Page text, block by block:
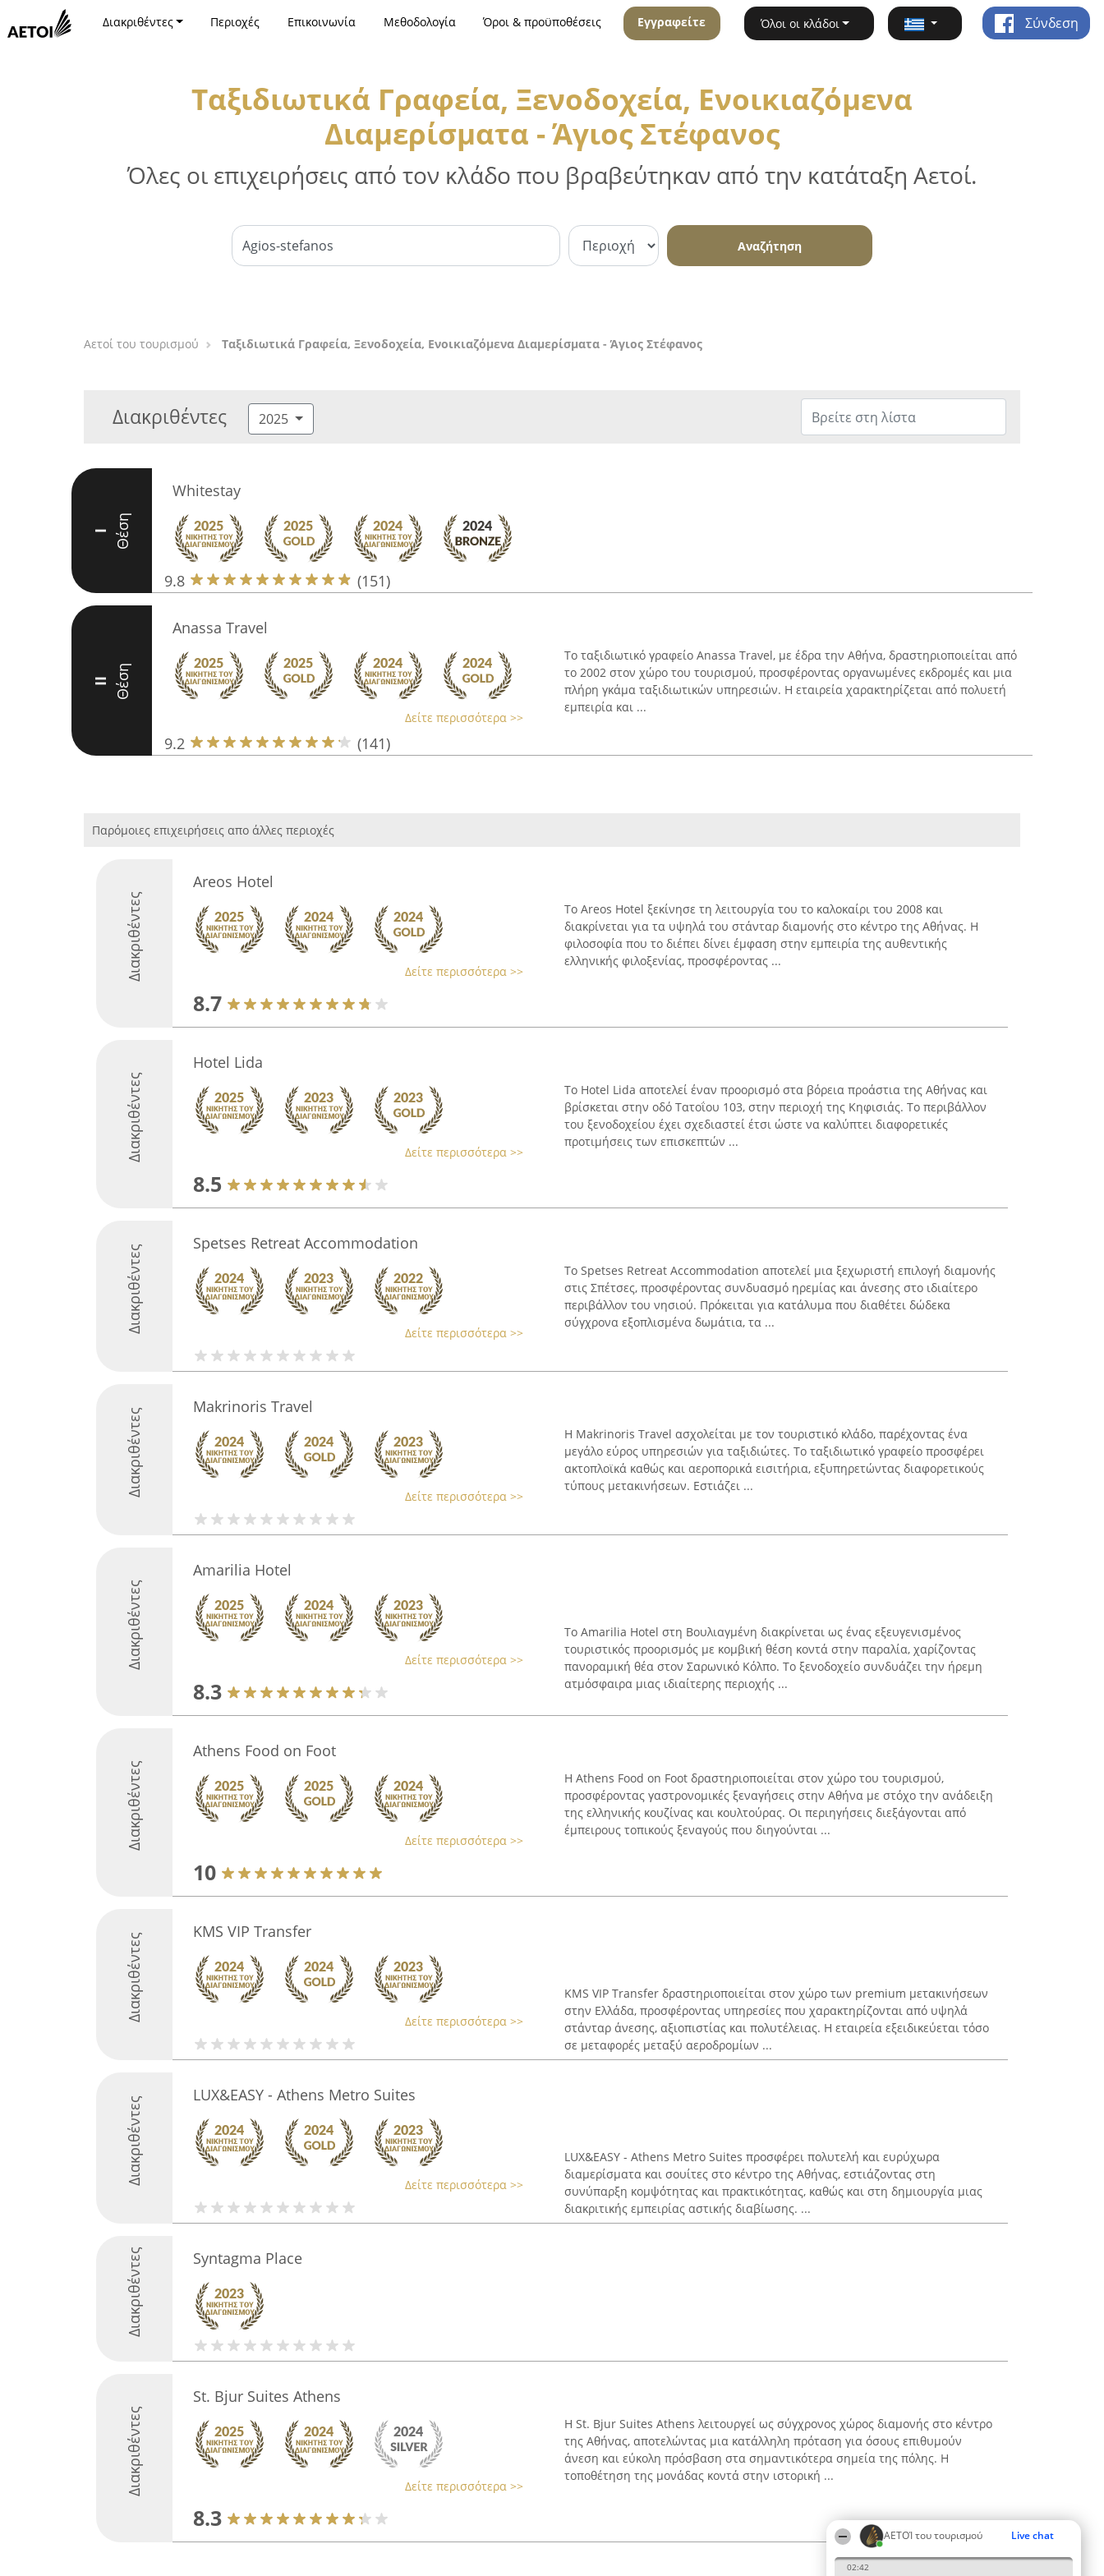
ΑΕΤΟΊ του τουρισμού Live chat
02:42
Διακριθέντες Περιοχές Επικοινωνία Μεθοδολογία Όροι & προϋποθέσεις Εγγραφείτε Όλοι οι κλάδοι Σύνδεση
Ταξιδιωτικά Γραφεία, Ξενοδοχεία, Ενοικιαζόμενα
Διαμερίσματα - Άγιος Στέφανος
Όλες οι επιχειρήσεις από τον κλάδο που βραβεύτηκαν από την κατάταξη Αετοί.
Αναζήτηση
Αετοί του τουρισμού Ταξιδιωτικά Γραφεία, Ξενοδοχεία, Ενοικιαζόμενα Διαμερίσματα - Άγιος Στέφανος
Διακριθέντες 2025
I Θέση
Whitestay
9.8 (151)
II Θέση
Anassa Travel
Δείτε περισσότερα >>
9.2 (141)
Το ταξιδιωτικό γραφείο Anassa Travel, με έδρα την Αθήνα, δραστηριοποιείται από
το 2002 στον χώρο του τουρισμού, προσφέροντας οργανωμένες εκδρομές και μια
πλήρη γκάμα ταξιδιωτικών υπηρεσιών. Η εταιρεία χαρακτηρίζεται από πολυετή
εμπειρία και ...
Παρόμοιες επιχειρήσεις απο άλλες περιοχές
Διακριθέντες
Areos Hotel
Δείτε περισσότερα >>
8.7
Το Areos Hotel ξεκίνησε τη λειτουργία του το καλοκαίρι του 2008 και
διακρίνεται για τα υψηλά του στάνταρ διαμονής στο κέντρο της Αθήνας. Η
φιλοσοφία που το διέπει δίνει έμφαση στην εμπειρία της αυθεντικής
ελληνικής φιλοξενίας, προσφέροντας ...
Διακριθέντες
Hotel Lida
Δείτε περισσότερα >>
8.5
Το Hotel Lida αποτελεί έναν προορισμό στα βόρεια προάστια της Αθήνας και
βρίσκεται στην οδό Τατοΐου 103, στην περιοχή της Κηφισιάς. Το περιβάλλον
του ξενοδοχείου έχει σχεδιαστεί έτσι ώστε να καλύπτει διαφορετικές
προτιμήσεις των επισκεπτών ...
Διακριθέντες
Spetses Retreat Accommodation
Δείτε περισσότερα >>
Το Spetses Retreat Accommodation αποτελεί μια ξεχωριστή επιλογή διαμονής
στις Σπέτσες, προσφέροντας συνδυασμό ηρεμίας και άνεσης στο ιδιαίτερο
περιβάλλον του νησιού. Πρόκειται για κατάλυμα που διαθέτει δώδεκα
σύγχρονα εξοπλισμένα δωμάτια, τα ...
Διακριθέντες
Makrinoris Travel
Δείτε περισσότερα >>
Η Makrinoris Travel ασχολείται με τον τουριστικό κλάδο, παρέχοντας ένα
μεγάλο εύρος υπηρεσιών για ταξιδιώτες. Το ταξιδιωτικό γραφείο προσφέρει
ακτοπλοϊκά καθώς και αεροπορικά εισιτήρια, εξυπηρετώντας διαφορετικούς
τύπους μετακινήσεων. Εστιάζει ...
Διακριθέντες
Amarilia Hotel
Δείτε περισσότερα >>
8.3
Το Amarilia Hotel στη Βουλιαγμένη διακρίνεται ως ένας εξευγενισμένος
τουριστικός προορισμός με κομβική θέση κοντά στην παραλία, χαρίζοντας
πανοραμική θέα στον Σαρωνικό Κόλπο. Το ξενοδοχείο συνδυάζει την ήρεμη
ατμόσφαιρα μιας ιδιαίτερης περιοχής ...
Διακριθέντες
Athens Food on Foot
Δείτε περισσότερα >>
10
Η Athens Food on Foot δραστηριοποιείται στον χώρο του τουρισμού,
προσφέροντας γαστρονομικές ξεναγήσεις στην Αθήνα με στόχο την ανάδειξη
της ελληνικής κουζίνας και κουλτούρας. Οι περιηγήσεις διεξάγονται από
έμπειρους τοπικούς ξεναγούς που διηγούνται ...
Διακριθέντες
KMS VIP Transfer
Δείτε περισσότερα >>
KMS VIP Transfer δραστηριοποιείται στον χώρο των premium μετακινήσεων
στην Ελλάδα, προσφέροντας υπηρεσίες που χαρακτηρίζονται από υψηλά
στάνταρ άνεσης, αξιοπιστίας και πολυτέλειας. Η εταιρεία εξειδικεύεται τόσο
σε μεταφορές μεταξύ αεροδρομίων ...
Διακριθέντες
LUX&EASY - Athens Metro Suites
Δείτε περισσότερα >>
LUX&EASY - Athens Metro Suites προσφέρει πολυτελή και ευρύχωρα
διαμερίσματα και σουίτες στο κέντρο της Αθήνας, εστιάζοντας στη
συνύπαρξη κομψότητας και πρακτικότητας, καθώς και στη δημιουργία μιας
διακριτικής εμπειρίας αστικής διαβίωσης. ...
Διακριθέντες Syntagma Place
Διακριθέντες
St. Bjur Suites Athens
Δείτε περισσότερα >>
8.3
Η St. Bjur Suites Athens λειτουργεί ως σύγχρονος χώρος διαμονής στο κέντρο
της Αθήνας, αποτελώντας μια κατάλληλη πρόταση για όσους επιθυμούν
άνεση και εύκολη πρόσβαση στα σημαντικότερα σημεία της πόλης. Η
τοποθέτηση της μονάδας κοντά στην ιστορική ...